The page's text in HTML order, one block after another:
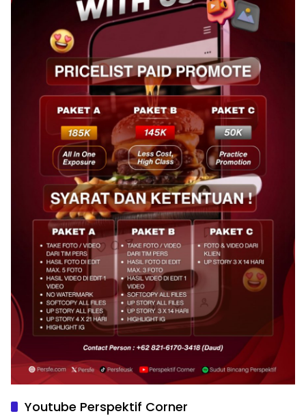
Youtube Perspektif Corner